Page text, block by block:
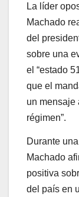
La líder
Machado
del
sobre una
el “estado
que el
un mensaje
régimen”.
Durante
Machado
positiva
del país en